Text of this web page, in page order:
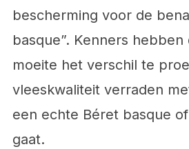
bescherming voor de
basque”. Kenners
moeite het verschil te
vleeskwaliteit verraden
een echte Béret basque
gaat.